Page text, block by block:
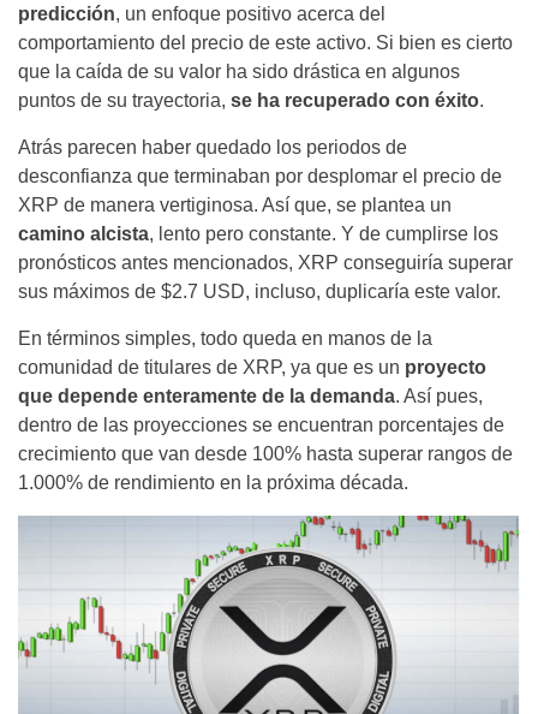
predicción, un enfoque positivo acerca del
comportamiento del precio de este activo. Si bien es cierto
que la caída de su valor ha sido drástica en algunos
puntos de su trayectoria, se ha recuperado con éxito.
Atrás parecen haber quedado los periodos de
desconfianza que terminaban por desplomar el precio de
XRP de manera vertiginosa. Así que, se plantea un
camino alcista, lento pero constante. Y de cumplirse los
pronósticos antes mencionados, XRP conseguiría superar
sus máximos de $2.7 USD, incluso, duplicaría este valor.
En términos simples, todo queda en manos de la
comunidad de titulares de XRP, ya que es un proyecto
que depende enteramente de la demanda. Así pues,
dentro de las proyecciones se encuentran porcentajes de
crecimiento que van desde 100% hasta superar rangos de
1.000% de rendimiento en la próxima década.